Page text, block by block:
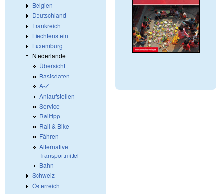
Belgien
Deutschland
Frankreich
Liechtenstein
Luxemburg
Niederlande
Übersicht
Basisdaten
A-Z
Anlaufstellen
Service
Railtipp
Rail & Bike
Fähren
Alternative
Transportmittel
Bahn
Schweiz
Österreich